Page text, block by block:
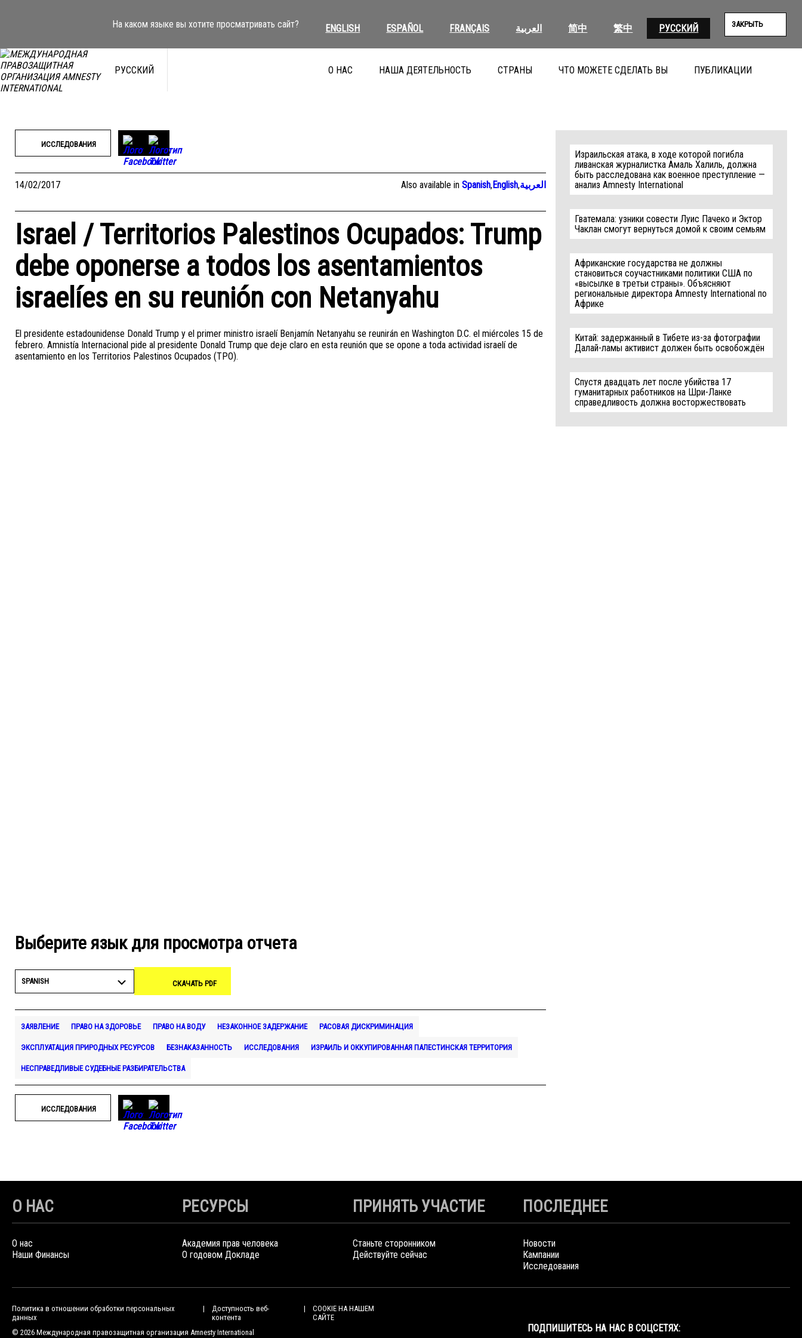
На каком языке вы хотите просматривать сайт? ENGLISH ESPAÑOL FRANÇAIS العربية 简中 繁中 РУССКИЙ ЗАКРЫТЬ
РУССКИЙ О НАС НАША ДЕЯТЕЛЬНОСТЬ СТРАНЫ ЧТО МОЖЕТЕ СДЕЛАТЬ ВЫ ПУБЛИКАЦИИ
ИССЛЕДОВАНИЯ
14/02/2017 Also available inSpanish,English,العربية
Israel / Territorios Palestinos Ocupados: Trump
debe oponerse a todos los asentamientos
israelíes en su reunión con Netanyahu
El presidente estadounidense Donald Trump y el primer ministro israelí Benjamín Netanyahu se reunirán en Washington D.C. el miércoles 15 de
febrero. Amnistía Internacional pide al presidente Donald Trump que deje claro en esta reunión que se opone a toda actividad israelí de
asentamiento en los Territorios Palestinos Ocupados (TPO).
Выберите язык для просмотра отчета
SPANISH СКАЧАТЬ PDF
ЗАЯВЛЕНИЕ ПРАВО НА ЗДОРОВЬЕ ПРАВО НА ВОДУ НЕЗАКОННОЕ ЗАДЕРЖАНИЕ РАСОВАЯ ДИСКРИМИНАЦИЯ
ЭКСПЛУАТАЦИЯ ПРИРОДНЫХ РЕСУРСОВ БЕЗНАКАЗАННОСТЬ ИССЛЕДОВАНИЯ ИЗРАИЛЬ И ОККУПИРОВАННАЯ ПАЛЕСТИНСКАЯ ТЕРРИТОРИЯ
НЕСПРАВЕДЛИВЫЕ СУДЕБНЫЕ РАЗБИРАТЕЛЬСТВА
ИССЛЕДОВАНИЯ
Израильская атака, в ходе которой погибла
ливанская журналистка Амаль Халиль, должна
быть расследована как военное преступление —
анализ Amnesty International
Гватемала: узники совести Луис Пачеко и Эктор
Чаклан смогут вернуться домой к своим семьям
Африканские государства не должны
становиться соучастниками политики США по
«высылке в третьи страны». Объясняют
региональные директора Amnesty International по
Африке
Китай: задержанный в Тибете из-за фотографии
Далай-ламы активист должен быть освобождён
Спустя двадцать лет после убийства 17
гуманитарных работников на Шри-Ланке
справедливость должна восторжествовать
О НАС
О нас
Наши Финансы
РЕСУРСЫ
Академия прав человека
О годовом Докладе
ПРИНЯТЬ УЧАСТИЕ
Станьте сторонником
Действуйте сейчас
ПОСЛЕДНЕЕ
Новости
Кампании
Исследования
Политика в отношении обработки персональных
данных
Доступность веб-
контента
COOKIE НА НАШЕМ
САЙТЕ
© 2026 Международная правозащитная организация Amnesty International
ПОДПИШИТЕСЬ НА НАС В СОЦСЕТЯХ: